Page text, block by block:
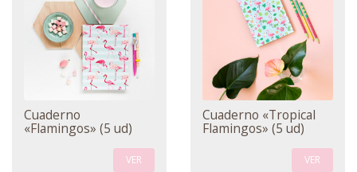
Cuaderno
«Flamingos» (5 ud)
VER
Cuaderno «Tropical
Flamingos» (5 ud)
VER